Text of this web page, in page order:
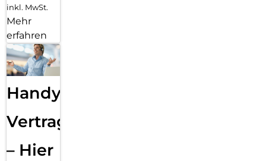
inkl. MwSt.
Mehr
erfahren
Handy
Vertragsabwicklung
– Hier